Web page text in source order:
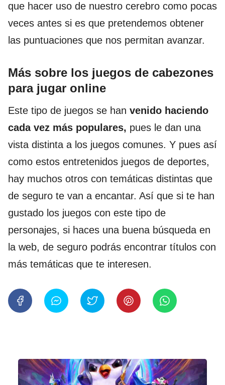
que hacer uso de nuestro cerebro como pocas
veces antes si es que pretendemos obtener
las puntuaciones que nos permitan avanzar.
Más sobre los juegos de cabezones
para jugar online
Este tipo de juegos se han venido haciendo
cada vez más populares, pues le dan una
vista distinta a los juegos comunes. Y pues así
como estos entretenidos juegos de deportes,
hay muchos otros con temáticas distintas que
de seguro te van a encantar. Así que si te han
gustado los juegos con este tipo de
personajes, si haces una buena búsqueda en
la web, de seguro podrás encontrar títulos con
más temáticas que te interesen.